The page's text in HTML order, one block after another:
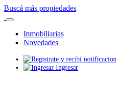
Buscá más propiedades
Inmobiliarias
Novedades
Ingresar